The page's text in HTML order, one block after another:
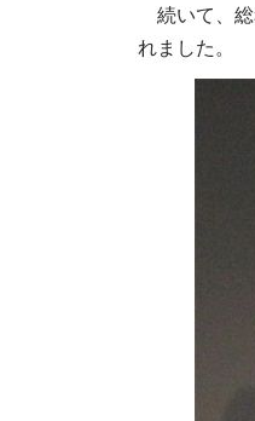
続いて、総
れました。